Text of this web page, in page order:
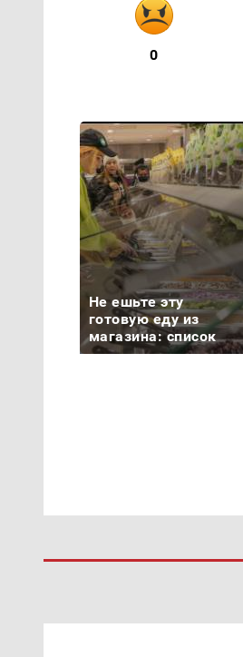
0
Не ешьте эту
готовую еду из
магазина: список